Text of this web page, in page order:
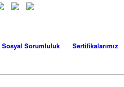
Sosyal Sorumluluk Sertifikalarımız